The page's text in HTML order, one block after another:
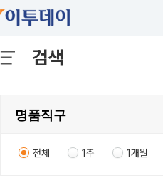
검색
전체 1주 1개월